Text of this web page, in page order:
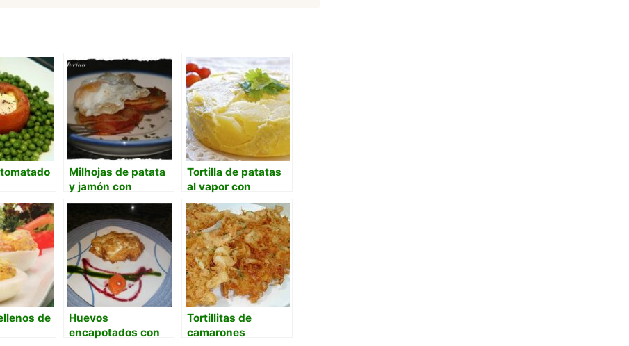
Milhojas de patata
y jamón con
huevos de codorniz
Tortilla de patatas
al vapor con
thermomix
de
Huevos
encapotados con
Tortillitas de
camarones